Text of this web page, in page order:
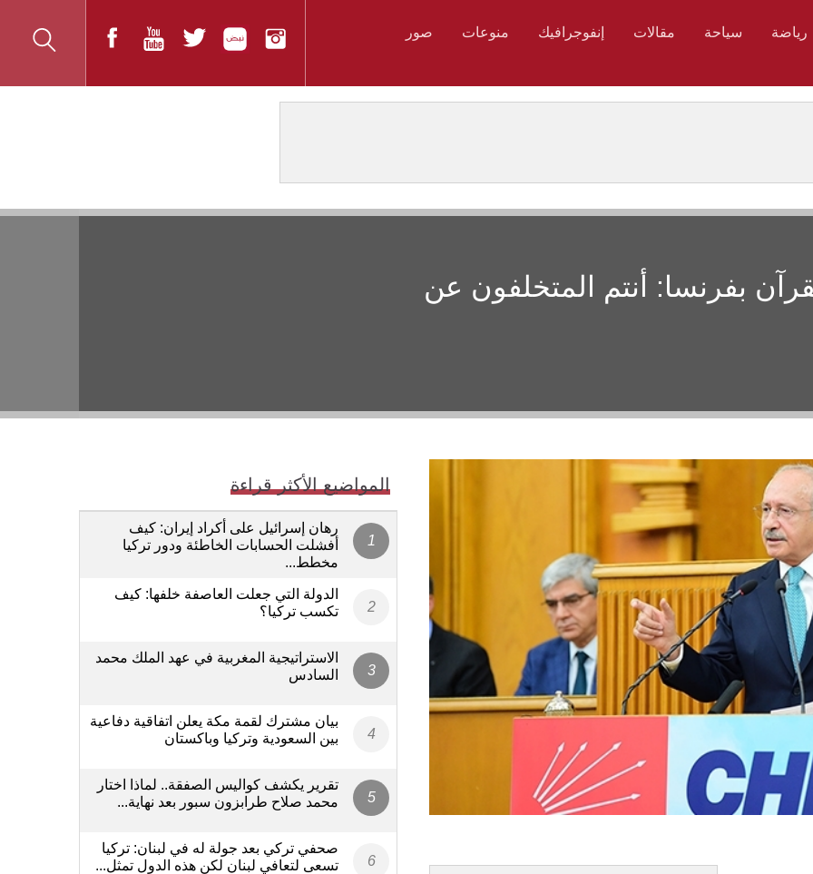
رياضة سياحة مقالات إنفوجرافيك منوعات صور
بفرنسا: أنتم المتخلفون عن
المواضيع الأكثر قراءة
رهان إسرائيل على أكراد إيران: كيف
أفشلت الحسابات الخاطئة ودور تركيا
مخطط...
الدولة التي جعلت العاصفة خلفها: كيف
تكسب تركيا؟
الاستراتيجية المغربية في عهد الملك محمد
السادس
بيان مشترك لقمة مكة يعلن اتفاقية دفاعية
بين السعودية وتركيا وباكستان
تقرير يكشف كواليس الصفقة.. لماذا اختار
محمد صلاح طرابزون سبور بعد نهاية...
صحفي تركي بعد جولة له في لبنان: تركيا
تسعى لتعافي لبنان لكن هذه الدول تمثل...